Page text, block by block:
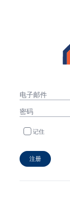
记住
注册